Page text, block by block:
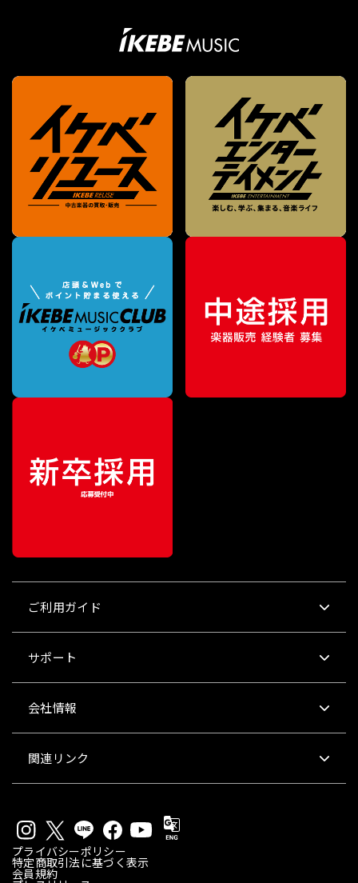
ご利用ガイド
サポート
会社情報
関連リンク
プライバシーポリシー
特定商取引法に基づく表示
会員規約